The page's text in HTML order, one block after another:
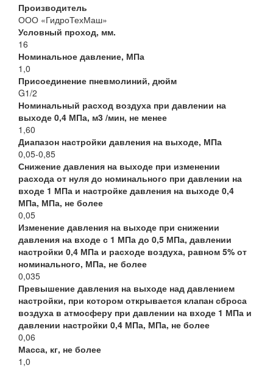
Производитель
ООО «ГидроТехМаш»
Условный проход, мм.
16
Номинальное давление, МПа
1,0
Присоединение пневмолиний, дюйм
G1/2
Номинальный расход воздуха при давлении на
выходе 0,4 МПа, м3 /мин, не менее
1,60
Диапазон настройки давления на выходе, МПа
0,05-0,85
Снижение давления на выходе при изменении
расхода от нуля до номинального при давлении на
входе 1 МПа и настройке давления на выходе 0,4
МПа, МПа, не более
0,05
Изменение давления на выходе при снижении
давления на входе с 1 МПа до 0,5 МПа, давлении
настройки 0,4 МПа и расходе воздуха, равном 5% от
номинального, МПа, не более
0,035
Превышение давления на выходе над давлением
настройки, при котором открывается клапан сброса
воздуха в атмосферу при давлении на входе 1 МПа и
давлении настройки 0,4 МПа, МПа, не более
0,06
Масса, кг, не более
1,0